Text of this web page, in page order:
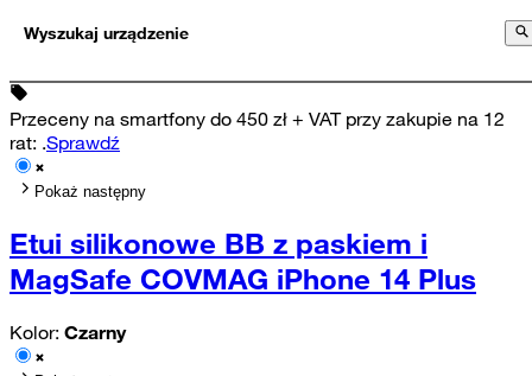
Wyszukaj urządzenie
Przeceny na smartfony do 450 zł + VAT przy zakupie na 12
rat: .Sprawdź
Pokaż następny
Etui silikonowe BB z paskiem i
MagSafe COVMAG iPhone 14 Plus
Kolor: Czarny